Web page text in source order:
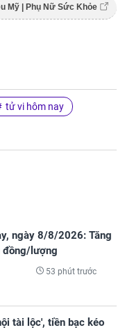
Mỹ | Phụ Nữ Sức Khỏe
tử vi hôm nay
ngày 8/8/2026: Tăng
đồng/lượng
53 phút trước
tài lộc', tiền bạc kéo